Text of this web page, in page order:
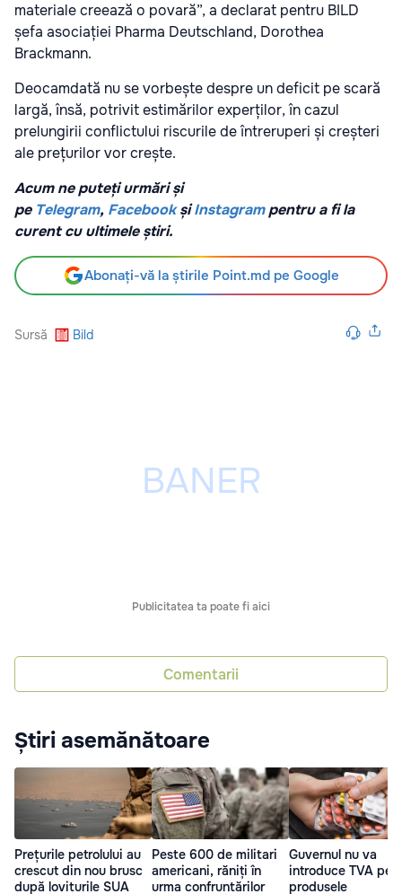
materiale creează o povară”, a declarat pentru BILD
șefa asociației Pharma Deutschland, Dorothea
Brackmann.
Deocamdată nu se vorbește despre un deficit pe scară
largă, însă, potrivit estimărilor experților, în cazul
prelungirii conflictului riscurile de întreruperi și creșteri
ale prețurilor vor crește.
Acum ne puteți urmări și
pe Telegram, Facebook șiInstagrampentru a fi la
curent cu ultimele știri.
Abonați-vă la știrile Point.md pe Google
Sursă Bild
Publicitatea ta poate fi aici
Comentarii
Știri asemănătoare
Prețurile petrolului au
crescut din nou brusc
după loviturile SUA
Peste 600 de militari
americani, răniți în
urma confruntărilor
Guvernul nu va
introduce TVA
produsele